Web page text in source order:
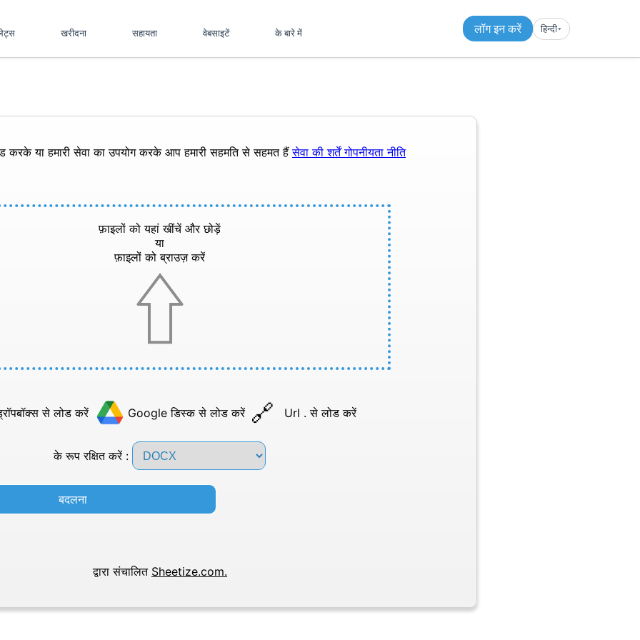
खरीदना सहायता वेबसाइटें के बारे में लॉग इन करें हिन्दी▾︎
करके या हमारी सेवा का उपयोग करके आप हमारी सहमति से सहमत हैंसेवा की शर्तेंगोपनीयता नीति
फ़ाइलों को यहां खींचें और छोड़ें
या
फ़ाइलों को ब्राउज़ करें
से लोड करें Google डिस्क से लोड करें Url . से लोड करें
के रूप रक्षित करें :
बदलना
द्वारा संचालित Sheetize.com.